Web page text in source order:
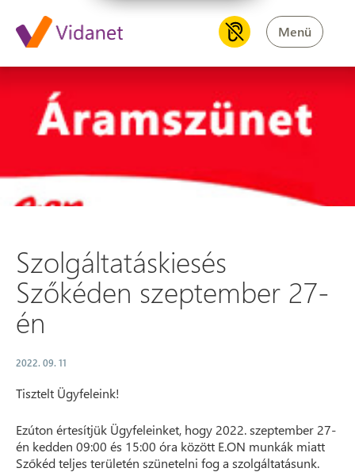
Menü
Szolgáltatáskiesés Szőkéden
Szolgáltatáskiesés
Szőkéden szeptember 27-
én
2022. 09. 11
Tisztelt Ügyfeleink!
Ezúton értesítjük Ügyfeleinket, hogy 2022. szeptember 27-
én kedden 09:00 és 15:00 óra között E.ON munkák miatt
Szőkéd teljes területén szünetelni fog a szolgáltatásunk.